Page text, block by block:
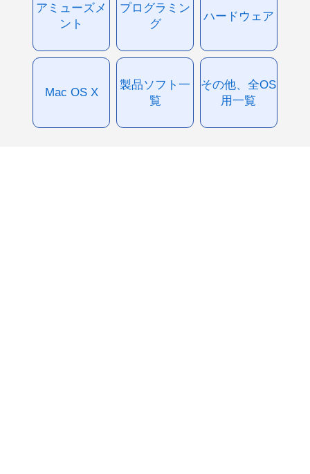
アミューズメ
ント
プログラミン
グ
ハードウェア
Mac OS X
製品ソフト一
覧
その他、全OS
用一覧